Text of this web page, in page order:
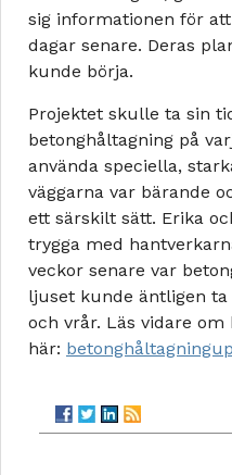
sig informationen för
dagar senare. Deras
kunde börja.
Projektet skulle ta sin
betonghåltagning på
använda speciella,
väggarna var bärande
ett särskilt sätt. Erika
trygga med
veckor senare var
ljuset kunde äntligen
och vrår. Läs vidare om
här: